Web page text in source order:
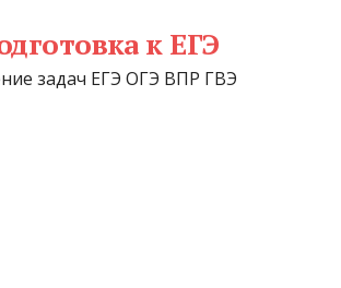
к ЕГЭ
задач ЕГЭ ОГЭ ВПР ГВЭ